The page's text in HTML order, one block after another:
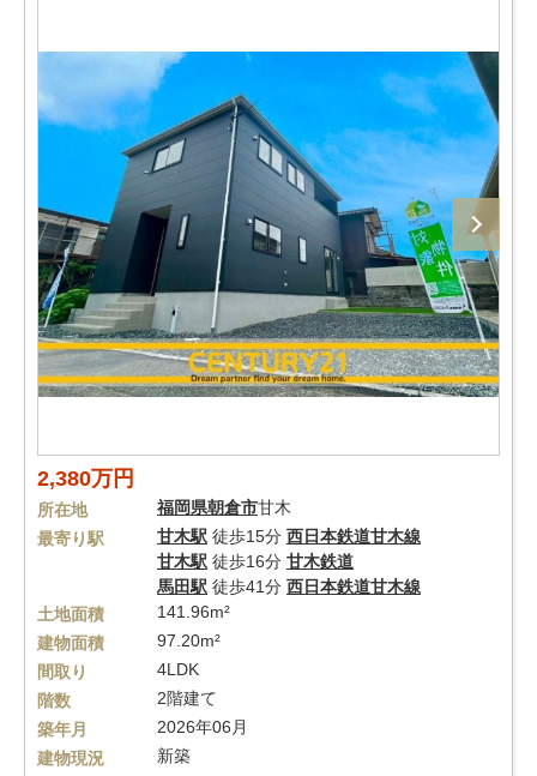
2,380万円
所在地 福岡県朝倉市甘木
最寄り駅
甘木駅 徒歩15分 西日本鉄道甘木線
甘木駅 徒歩16分 甘木鉄道
馬田駅 徒歩41分 西日本鉄道甘木線
土地面積
141.96m²
建物面積
97.20m²
間取り
4LDK
階数
2階建て
築年月
2026年06月
建物現況
新築